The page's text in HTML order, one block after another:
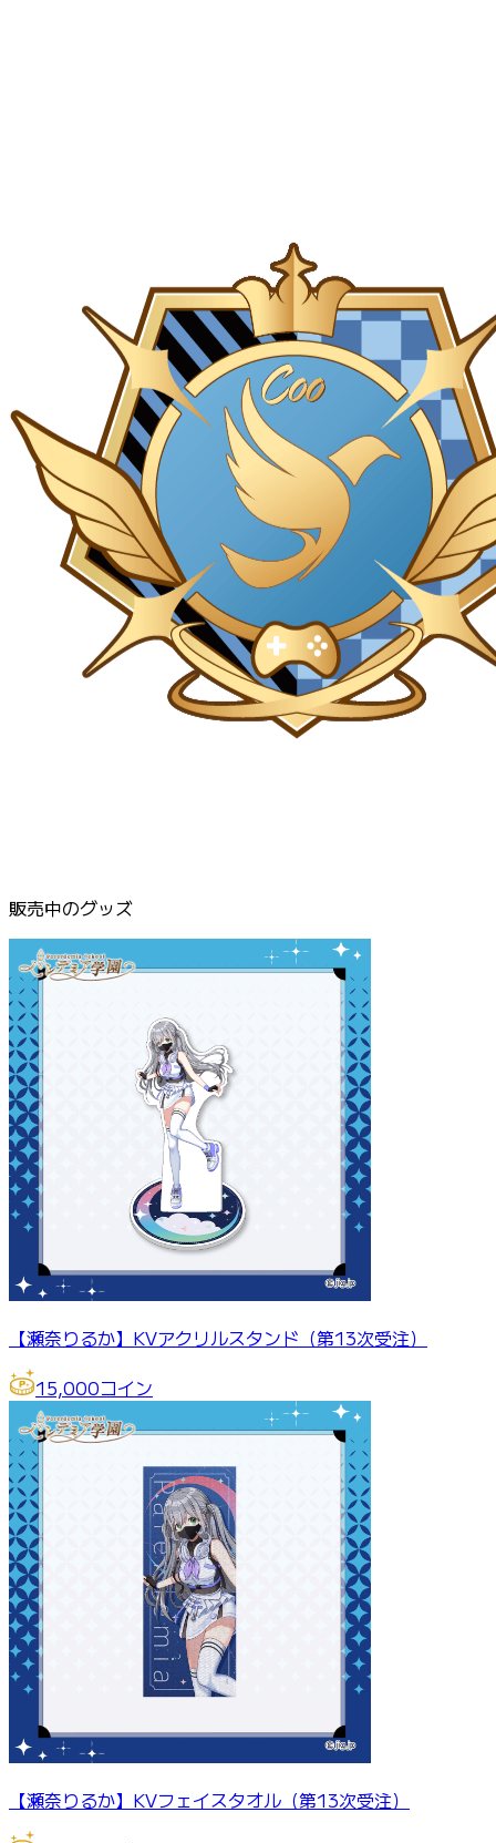
販売中のグッズ
【瀬奈りるか】KVアクリルスタンド（第13次受注）
15,000コイン
【瀬奈りるか】KVフェイスタオル（第13次受注）